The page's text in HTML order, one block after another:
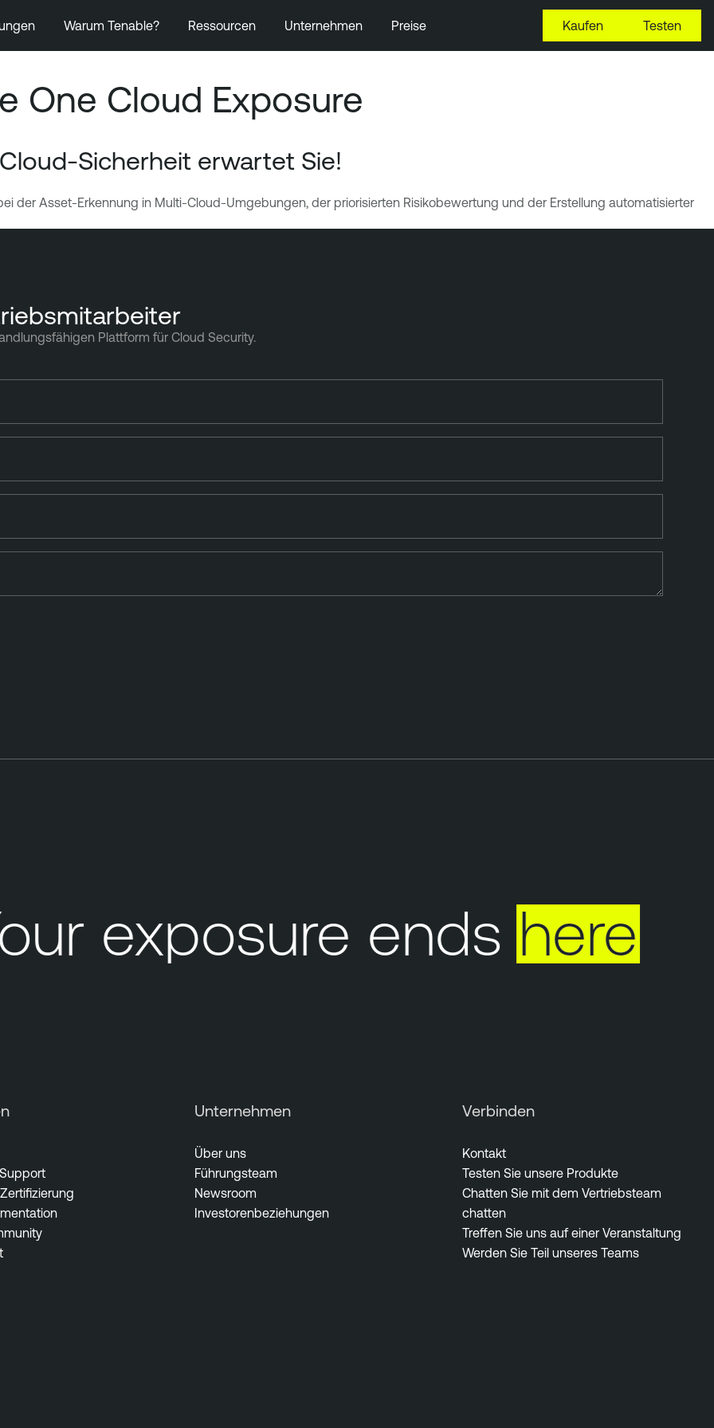
Warum Tenable? Ressourcen Unternehmen Preise Kaufen Testen
One Cloud Exposure
Sicherheit erwartet Sie!
der Asset-Erkennung in Multi-Cloud-Umgebungen, der priorisierten Risikobewertung und der Erstellung automatisierter
Plattform für Cloud Security.
exposure endshere
Unternehmen
Über uns
Führungsteam
Newsroom
Investorenbeziehungen
Verbinden
Kontakt
Testen Sie unsere Produkte
Chatten Sie mit dem Vertriebsteam
chatten
Treffen Sie uns auf einer Veranstaltung
Werden Sie Teil unseres Teams